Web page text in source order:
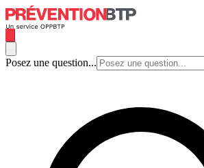
Posez une question...